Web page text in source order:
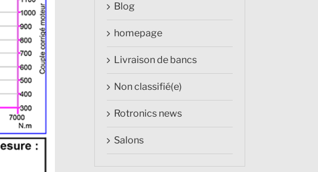
Blog
homepage
Livraison de bancs
Non classifié(e)
Rotronics news
Salons